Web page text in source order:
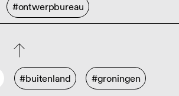
#ontwerpbureau
#buitenland #groningen